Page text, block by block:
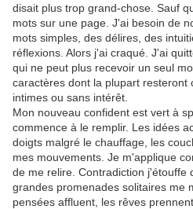
disait plus trop grand-chose. Sauf
mots sur une page. J'ai besoin de
mots simples, des délires, des
réflexions. Alors j'ai craqué. J'ai
qui ne peut plus recevoir un seul
caractères dont la plupart resteront
intimes ou sans intérêt.
Mon nouveau confident est vert à
commence à le remplir. Les idées
doigts malgré le chauffage, les
mes mouvements. Je m'applique
de me relire. Contradiction j'étouffe
grandes promenades solitaires me
pensées affluent, les rêves